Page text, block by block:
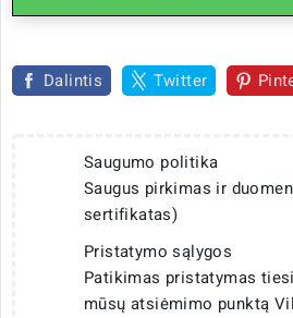
Dalintis Twitter
Saugumo politika
Saugus pirkimas ir
sertifikatas)
Pristatymo sąlygos
Patikimas pristatymas
mūsų atsiėmimo punktą